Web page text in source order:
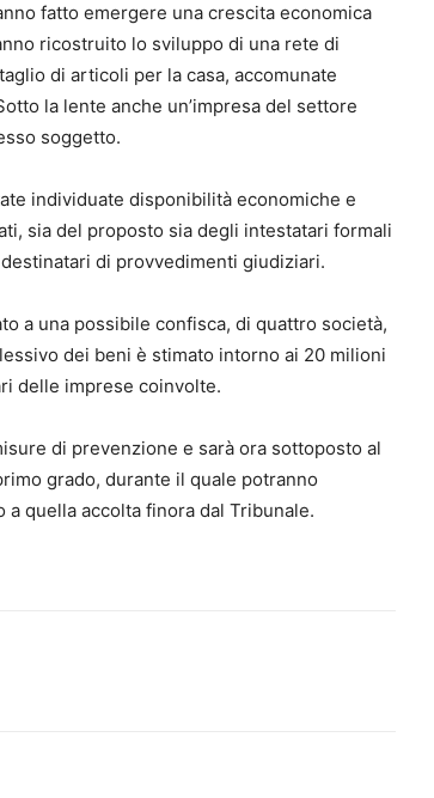
fatto emergere una crescita economica
ricostruito lo sviluppo di una rete di
di articoli per la casa, accomunate
la lente anche un’impresa del settore
soggetto.
individuate disponibilità economiche e
sia del proposto sia degli intestatari formali
di provvedimenti giudiziari.
a una possibile confisca, di quattro società,
dei beni è stimato intorno ai 20 milioni
delle imprese coinvolte.
di prevenzione e sarà ora sottoposto al
grado, durante il quale potranno
quella accolta finora dal Tribunale.